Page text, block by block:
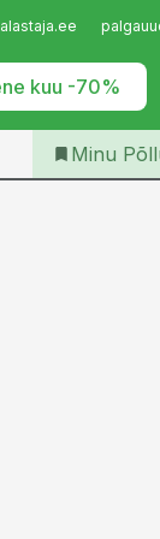
kuu -70%
Telli
Minu